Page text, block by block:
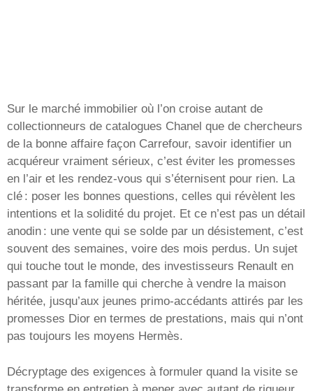
Sur le marché immobilier où l’on croise autant de
collectionneurs de catalogues Chanel que de chercheurs
de la bonne affaire façon Carrefour, savoir identifier un
acquéreur vraiment sérieux, c’est éviter les promesses
en l’air et les rendez-vous qui s’éternisent pour rien. La
clé : poser les bonnes questions, celles qui révèlent les
intentions et la solidité du projet. Et ce n’est pas un détail
anodin : une vente qui se solde par un désistement, c’est
souvent des semaines, voire des mois perdus. Un sujet
qui touche tout le monde, des investisseurs Renault en
passant par la famille qui cherche à vendre la maison
héritée, jusqu’aux jeunes primo-accédants attirés par les
promesses Dior en termes de prestations, mais qui n’ont
pas toujours les moyens Hermès.
Décryptage des exigences à formuler quand la visite se